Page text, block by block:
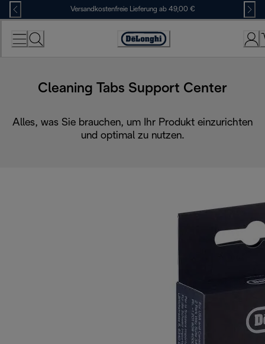
Skip
to
Content
Versandkostenfreie Lieferung ab 49,00 €
Erklärung
Cleaning Tabs Support Center
Alles, was Sie brauchen, um Ihr Produkt einzurichten
und optimal zu nutzen.